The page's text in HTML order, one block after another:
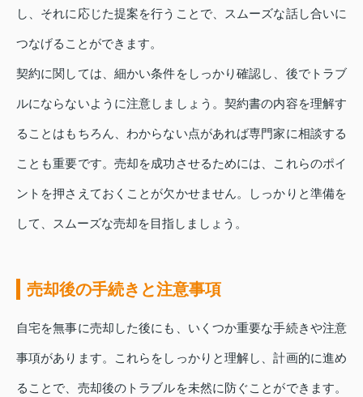
し、それに応じた提案を行うことで、スムーズな話し合いに
つなげることができます。
契約に関しては、細かい条件をしっかり確認し、後でトラブ
ルにならないように注意しましょう。契約書の内容を理解す
ることはもちろん、わからない点があれば専門家に相談する
ことも重要です。売却を成功させるためには、これらのポイ
ントを押さえておくことが欠かせません。しっかりと準備を
して、スムーズな売却を目指しましょう。
売却後の手続きと注意事項
自宅を無事に売却した後にも、いくつか重要な手続きや注意
事項があります。これらをしっかりと理解し、計画的に進め
ることで、売却後のトラブルを未然に防ぐことができます。